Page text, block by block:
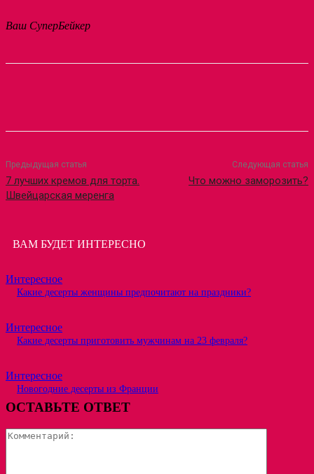
Ваш СуперБейкер
Предыдущая статья
7 лучших кремов для торта.
Швейцарская меренга
Следующая статья
Что можно заморозить?
ВАМ БУДЕТ ИНТЕРЕСНО
Интересное
Какие десерты женщины предпочитают на праздники?
Интересное
Какие десерты приготовить мужчинам на 23 февраля?
Интересное
Новогодние десерты из Франции
ОСТАВЬТЕ ОТВЕТ